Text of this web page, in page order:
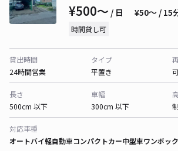
¥500〜 / 日 ¥50〜 / 15
時間貸し可
貸出時間
24時間営業
タイプ
平置き
長さ
500cm 以下
車幅
300cm 以下
対応車種
オートバイ軽自動車コンパクトカー中型車ワンボッ